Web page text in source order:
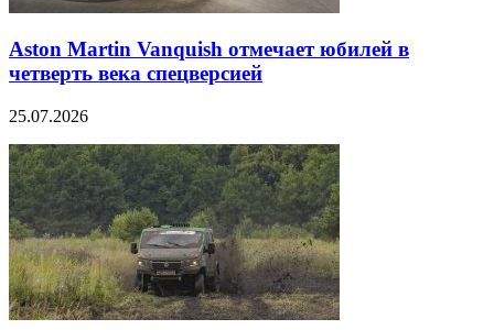
Aston Martin Vanquish отмечает юбилей в
четверть века спецверсией
25.07.2026